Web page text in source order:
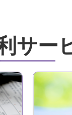
サー